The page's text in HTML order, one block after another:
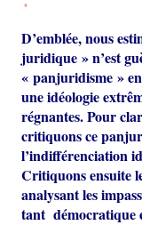
*
D’emblée, nous
juridique » n’est
« panjuridisme »
une idéologie
régnantes. Pour
critiquons ce
l’indifférenciation
Critiquons ensuite
analysant les
tant démocratique